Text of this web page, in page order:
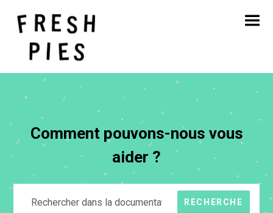
Accueil
A propos de
Ce que nous faisons
Notre travail
Comment pouvons-nous vous
aider ?
RECHERCHE